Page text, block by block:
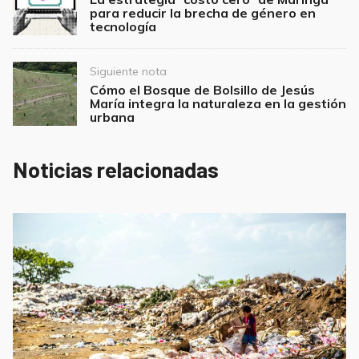
para reducir la brecha de género en
tecnología
Siguiente nota
Cómo el Bosque de Bolsillo de Jesús
María integra la naturaleza en la gestión
urbana
Noticias relacionadas